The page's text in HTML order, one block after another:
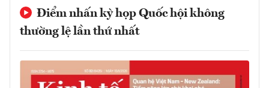
Điểm nhấn kỳ họp Quốc hội không
thường lệ lần thứ nhất